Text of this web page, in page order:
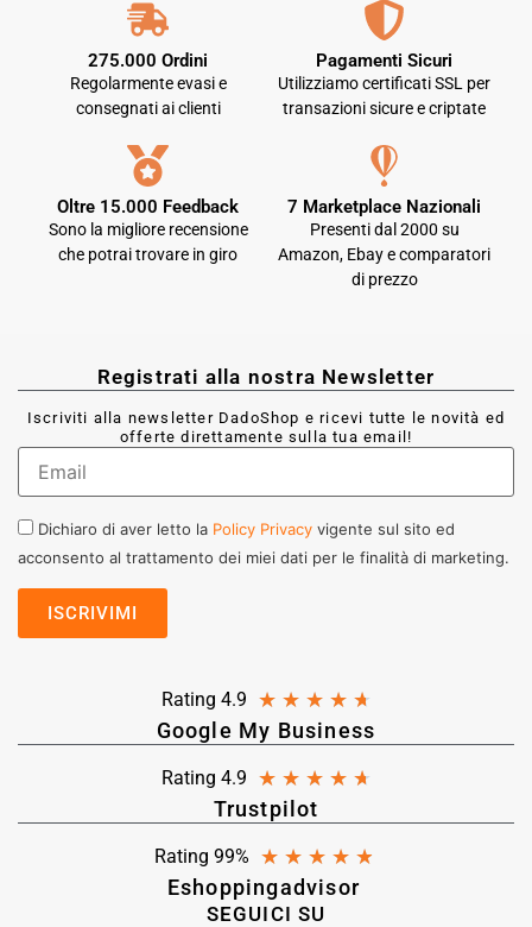
275.000 Ordini
Regolarmente evasi e
consegnati ai clienti
Pagamenti Sicuri
Utilizziamo certificati SSL per
transazioni sicure e criptate
Oltre 15.000 Feedback
Sono la migliore recensione
che potrai trovare in giro
7 Marketplace Nazionali
Presenti dal 2000 su
Amazon, Ebay e comparatori
di prezzo
Registrati alla nostra Newsletter
Iscriviti alla newsletter DadoShop e ricevi tutte le novità ed
offerte direttamente sulla tua email!
Dichiaro di aver letto la Policy Privacy vigente sul sito ed
acconsento al trattamento dei miei dati per le finalità di marketing.
Rating 4.9 ★ ★ ★ ★ ★
Google My Business
Rating 4.9 ★ ★ ★ ★ ★
Trustpilot
Rating 99% ★ ★ ★ ★ ★
Eshoppingadvisor
SEGUICI SU